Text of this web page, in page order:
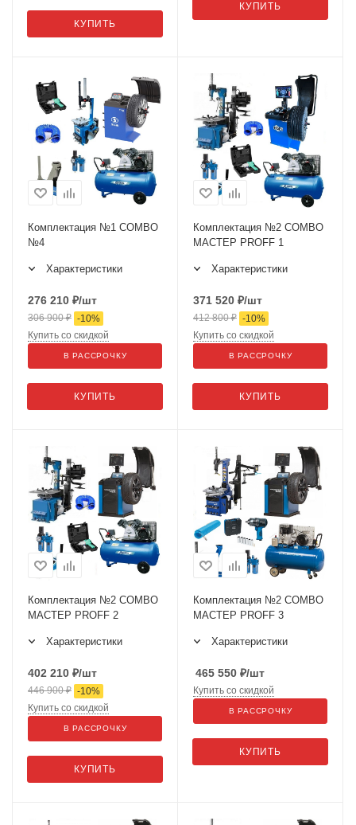
КУПИТЬ
КУПИТЬ
Комплектация №1 COMBO
№4
Характеристики
276 210 ₽/шт
306 900₽ -10%
КУПИТЬ
Купить со скидкой
В РАССРОЧКУ
Комплектация №2 COMBO
МАСТЕР PROFF 1
Характеристики
371 520 ₽/шт
412 800₽ -10%
КУПИТЬ
Купить со скидкой
В РАССРОЧКУ
Комплектация №2 COMBO
МАСТЕР PROFF 2
Характеристики
402 210 ₽/шт
446 900₽ -10%
КУПИТЬ
Купить со скидкой
В РАССРОЧКУ
Комплектация №2 COMBO
МАСТЕР PROFF 3
Характеристики
465 550 ₽/шт
КУПИТЬ
Купить со скидкой
В РАССРОЧКУ